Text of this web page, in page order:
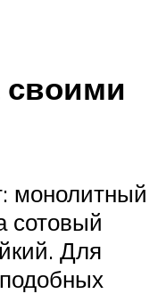
своими
монолитный
сотовый
Для